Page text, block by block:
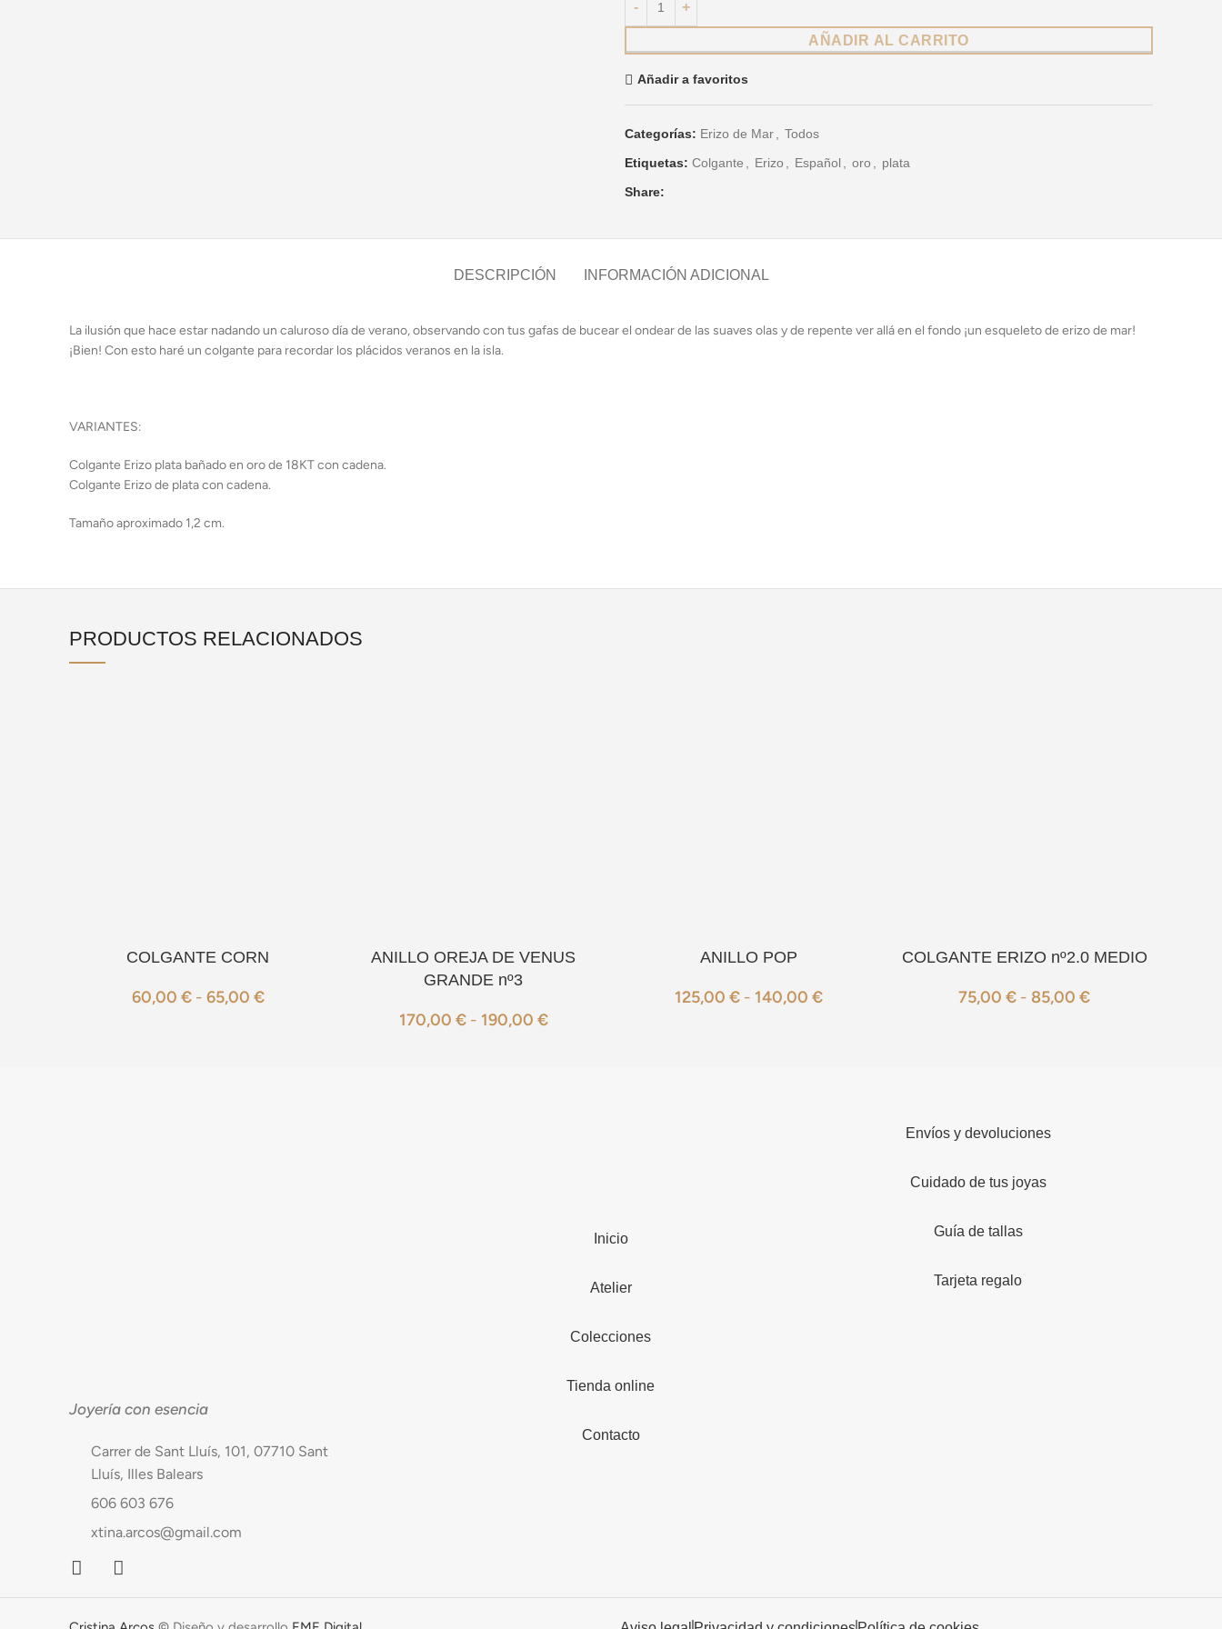
AÑADIR AL CARRITO
Añadir a favoritos
Categorías: Erizo de Mar
Todos
Etiquetas: Colgante Erizo Español oro
plata
Share:
DESCRIPCIÓN INFORMACIÓN ADICIONAL
La ilusión que hace estar nadando un caluroso día de verano, observando con tus gafas de bucear el ondear de las suaves olas y de repente ver allá en el fondo ¡un esqueleto de erizo de mar!
¡Bien! Con esto haré un colgante para recordar los plácidos veranos en la isla.
VARIANTES:
Colgante Erizo plata bañado en oro de 18KT con cadena.
Colgante Erizo de plata con cadena.
Tamaño aproximado 1,2 cm.
PRODUCTOS RELACIONADOS
COLGANTE CORN
60,00 € - 65,00 €
ANILLO OREJA DE VENUS
GRANDE nº3
170,00 € - 190,00 €
ANILLO POP
125,00 € - 140,00 €
COLGANTE ERIZO nº2.0 MEDIO
75,00 € - 85,00 €
Joyería con esencia
Carrer de Sant Lluís, 101, 07710 Sant
Lluís, Illes Balears
606 603 676
xtina.arcos@gmail.com
Inicio
Atelier
Colecciones
Tienda online
Contacto
Envíos y devoluciones
Cuidado de tus joyas
Guía de tallas
Tarjeta regalo